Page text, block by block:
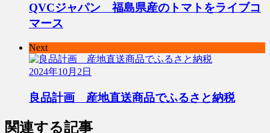
QVCジャパン 福島県産のトマトをライブコ
マース
Next
2024年10月2日
良品計画 産地直送商品でふるさと納税
関連する記事